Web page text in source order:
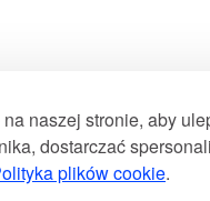
naszej stronie, aby
dostarczać
plików cookie.